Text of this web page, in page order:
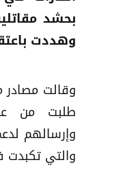
بحشد
وهددت
وقالت مصادر
طلبت من
وإرسالهم
والتي تكبدت